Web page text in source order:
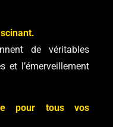
de véritables
et l’émerveillement
pour tous vos